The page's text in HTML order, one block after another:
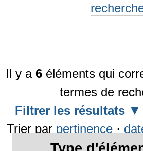
Il y a6 éléments qui
termes de
Filtrer les résultats
Trier par pertinence ·
en premier) ·